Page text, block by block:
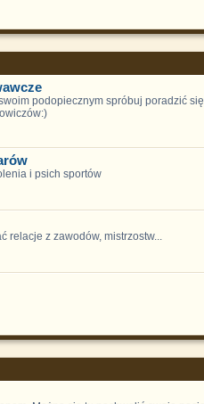
podopiecznym spróbuj poradzić
i psich sportów
relacje z zawodów, mistrzostw...